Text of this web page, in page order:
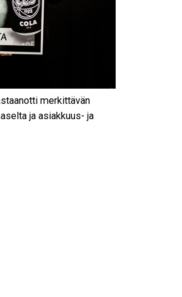
merkittävän
ja asiakkuus- ja